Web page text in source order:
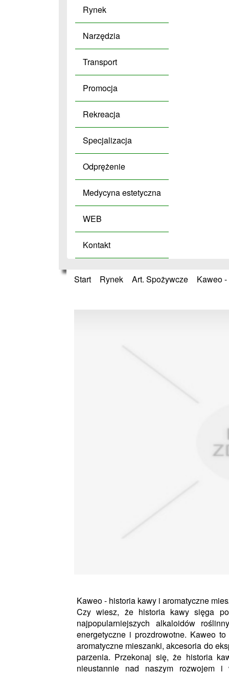
Rynek
Narzędzia
Transport
Promocja
Rekreacja
Specjalizacja
Odprężenie
Medycyna estetyczna
WEB
Kontakt
Start Rynek Art. Spożywcze Kaweo
Kaweo - historia kawy i aromatyczne
Czy wiesz, że historia kawy sięga
najpopularniejszych alkaloidów
energetyczne i prozdrowotne. Kaweo
aromatyczne mieszanki, akcesoria do
parzenia. Przekonaj się, że historia
nieustannie nad naszym rozwojem i